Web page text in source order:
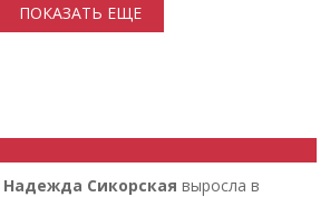
ПОКАЗАТЬ ЕЩЕ
Надежда Сикорская выросла в